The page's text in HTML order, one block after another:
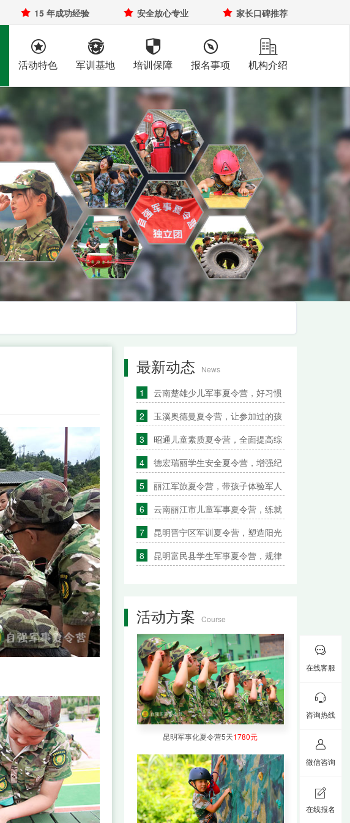
 15 年成功经验  安全放心专业  家长口碑推荐

活动特色

军训基地

培训保障

报名事项

机构介绍
最新动态 News
1
云南楚雄少儿军事夏令营，好习惯
2
玉溪奥德曼夏令营，让参加过的孩
3
昭通儿童素质夏令营，全面提高综
4
德宏瑞丽学生安全夏令营，增强纪
5
丽江军旅夏令营，带孩子体验军人
6
云南丽江市儿童军事夏令营，练就
7
昆明晋宁区军训夏令营，塑造阳光
8
昆明富民县学生军事夏令营，规律
活动方案 Course
昆明军事化夏令营5天1780元

在线客服

咨询热线

400-
9700-
598
全国15

微信咨询

在线报名